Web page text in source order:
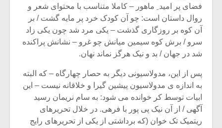
فضای پر امید ِ ماهور – کاملا متناسب با محتوای شعر و
روال داستان است: چو آن کودک خرد پر مایه گشت / بر
آن کوه بر روزگاری گذشت – یکی مرد شد چون یکی زاد
سرو / برش کوه سیمین میانش چو غرو – نشانش پراکنده
شد در جهان / بد و نیک هرگز نماند نهان.
پس از این، مدولاسیونی دیگر به حصار چهارگاه – که البته
به اندازه ی مدولاسیون پیشین گیرا و خلاقانه نیست – این
ابیات توسط کر خوانده می شود: به سام نریمان رسید
آگهی / از آن نیک پی پور با فرهی. در خلال تحریرهای
ریتمیک تک خوان (که برداشتی از یکی از تحریرهای رایج
متن فیلم «متری
شیش و نیم»
اگر نمی توانی
مشهورترین باشی،
برگزار
سکانسی